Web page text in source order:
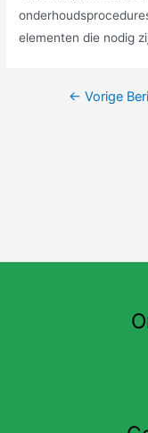
elementen die nodig
Berichtnavigatie
← Vorige